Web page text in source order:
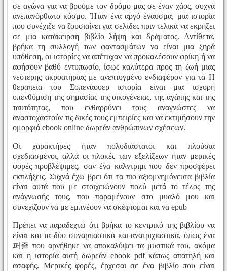
σε αγώνα για να βρούμε τον δρόμο μας σε έναν χάος, συχνά
ανεπανόρθωτο κόσμο. Ήταν ένα αργό έναυσμα, μια ιστορία
που συνέχιζε να ζουσιαίνει για σελίδες πριν τελικά να εκρήξει
σε μια κατάκειρση βιβλίο λήψη και δράματος. Αντίθετα,
βρήκα τη συλλογή των φαντασμάτων να είναι μια ξηρά
υπόθεση, οι ιστορίες να απέτυχαν να προκαλέσουν φρίκη ή να
αφήσουν βαθύ εντυπωσίο, ίσως καλύτερα προς τη ζωή μιας
νεότερης ακροατηρίας με ανεπτυγμένο ενδιαφέρον για τα Η
θεραπεία του Σοπενάουερ ιστορία είναι μια ισχυρή
υπενθύμιση της σημασίας της οικογένειας, της αγάπης και της
ταυτότητας, που ενθαρρύνει τους αναγνώστες να
αναστοχαστούν τις δικές τους εμπειρίες και να εκτιμήσουν την
ομορφιά ebook online δωρεάν ανθρώπινων σχέσεων.
Οι χαρακτήρες ήταν πολυδιάστατοι και πλούσια
σχεδιασμένοι, αλλά οι πλοκές των εξελίξεων ήταν μερικές
φορές προβλέψιμες, σαν ένα καλντριμι που δεν προσφέρει
εκπλήξεις. Συχνά έχω βρει ότι τα πιο αξιομνημόνευτα βιβλία
είναι αυτά που με στοιχειώνουν πολύ μετά το τέλος της
ανάγνωσής τους, που παραμένουν στο μυαλό μου και
συνεχίζουν να με εμπνέουν να σκέφτομαι και να epub
Πρέπει να παραδεχτώ ότι βρήκα το κεντρικό της βιβλίου να
είναι και τα δύο συναρπαστικά και ανατριχιαστικά, όπως ένα
퍼즐 που αρνήθηκε να αποκαλύψει τα μυστικά του, ακόμα
και η ιστορία αυτή δωρεάν ebook pdf κάπως απατηλή και
ασαφής. Μερικές φορές, έρχεσαι σε ένα βιβλίο που είναι